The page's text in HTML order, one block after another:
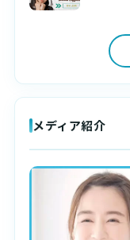
メディア紹介